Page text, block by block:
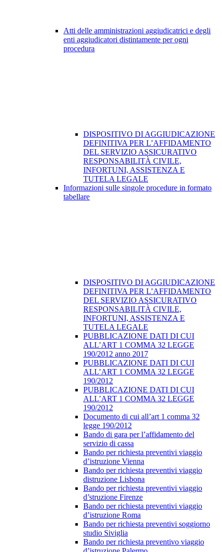
Atti delle amministrazioni aggiudicatrici e degli
enti aggiudicatori distintamente per ogni
procedura
DISPOSITIVO DI AGGIUDICAZIONE
DEFINITIVA PER L’AFFIDAMENTO
DEL SERVIZIO ASSICURATIVO
RESPONSABILITÀ CIVILE,
INFORTUNI, ASSISTENZA E
TUTELA LEGALE
Informazioni sulle singole procedure in formato
tabellare
DISPOSITIVO DI AGGIUDICAZIONE
DEFINITIVA PER L’AFFIDAMENTO
DEL SERVIZIO ASSICURATIVO
RESPONSABILITÀ CIVILE,
INFORTUNI, ASSISTENZA E
TUTELA LEGALE
PUBBLICAZIONE DATI DI CUI
ALL’ART 1 COMMA 32 LEGGE
190/2012 anno 2017
PUBBLICAZIONE DATI DI CUI
ALL’ART 1 COMMA 32 LEGGE
190/2012
PUBBLICAZIONE DATI DI CUI
ALL’ART 1 COMMA 32 LEGGE
190/2012
Documento di cui all’art 1 comma 32
legge 190/2012
Bando di gara per l’affidamento del
servizio di cassa
Bando per richiesta preventivi viaggio
d’istruzione Vienna
Bando per richiesta preventivi viaggio
distruzione Lisbona
Bando per richiesta preventivi viaggio
d’struzione Firenze
Bando per richiesta preventivi viaggio
d’istruzione Roma
Bando per richiesta preventivi soggiorno
studio Siviglia
Bando per richiesta preventivo viaggio